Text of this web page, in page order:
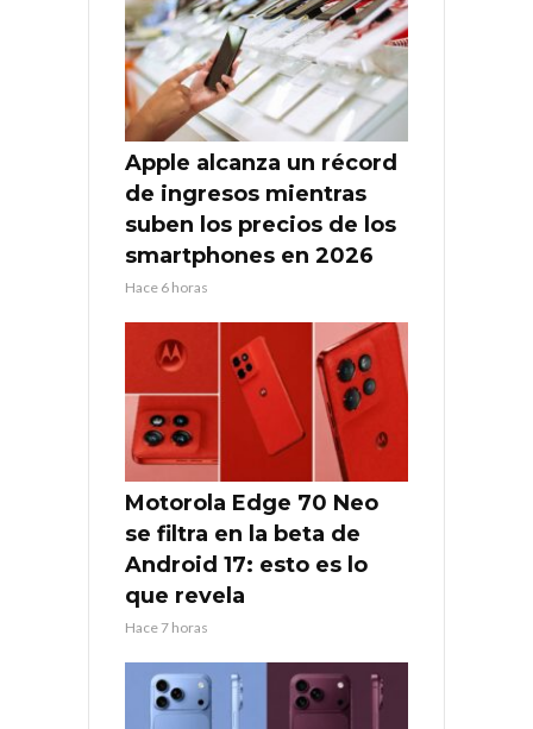
Apple alcanza un récord
de ingresos mientras
suben los precios de los
smartphones en 2026
Hace 6 horas
Motorola Edge 70 Neo
se filtra en la beta de
Android 17: esto es lo
que revela
Hace 7 horas